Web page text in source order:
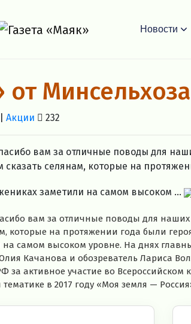
Новости
Минсельхоза
Акции 232
вам за отличные поводы для
сказать селянам, которые на
заметили на самом высоком ...
вам за отличные поводы для наших
которые на протяжении года были
на самом высоком уровне. На днях
Качанова и обозреватель Лариса
за активное участие во
в 2017 году «Моя земля —